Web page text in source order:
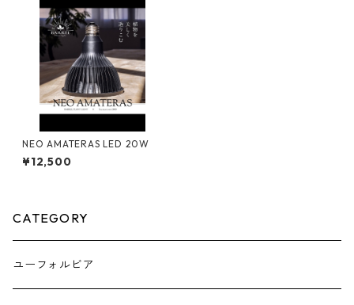
NEO AMATERAS LED 20W
¥12,500
CATEGORY
ユーフォルビア